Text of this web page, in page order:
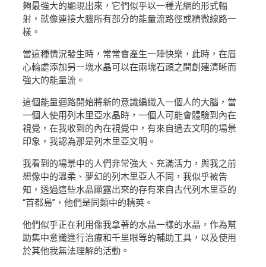
夠最強大的顯現出來，它們似乎以一種光網的形式輻
射，就像連接大腦所有部分的能量流路徑或精微線路一
樣。
當這種情況發生時，常常會產生一陣快樂，此時，在眉
心輪處添加另一塊水晶可以在兩塊石頭之間創建清晰而
強大的能量流。
這個能量迴路開始將新的意識編織入一個人的大腦，當
一個人使用列木里亞水晶時，一個人可能會體驗到內在
視覺，在我收到的內在視覺中，有來自過去文明的場景
印象，我認為那是列木里亞文明。
我看到的場景中的人們非常強大、充滿活力，與我之前
想像中的溫柔、夢幻的列木里亞人不同，我似乎被告
知，透過這些水晶顯露出來的存有來自古代列木里亞的
“首都島”，他們是同類中的精英。
他們似乎正在利用像我拿著的水晶一樣的水晶，作為幫
助集中意識進行治療和千里眼等的輔助工具，以及使用
於其他我無法理解的活動。